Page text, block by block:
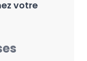
votre